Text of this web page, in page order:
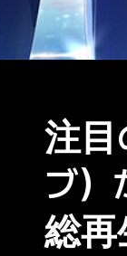
注目
ブ）
総再